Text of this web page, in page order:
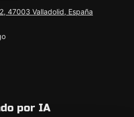
47003 Valladolid, España
por IA